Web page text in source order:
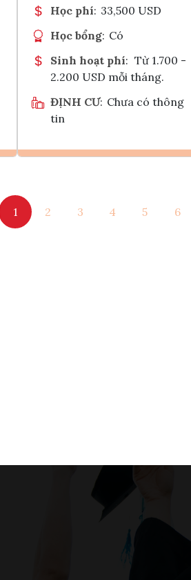
Học phí: 33,500 USD
Học bổng: Có
Sinh hoạt phí: Từ 1.700 -
2.200 USD mỗi tháng.
ĐỊNH CƯ: Chưa có thông
tin
Tham vấn Interlink
1 2 3 4 5 6